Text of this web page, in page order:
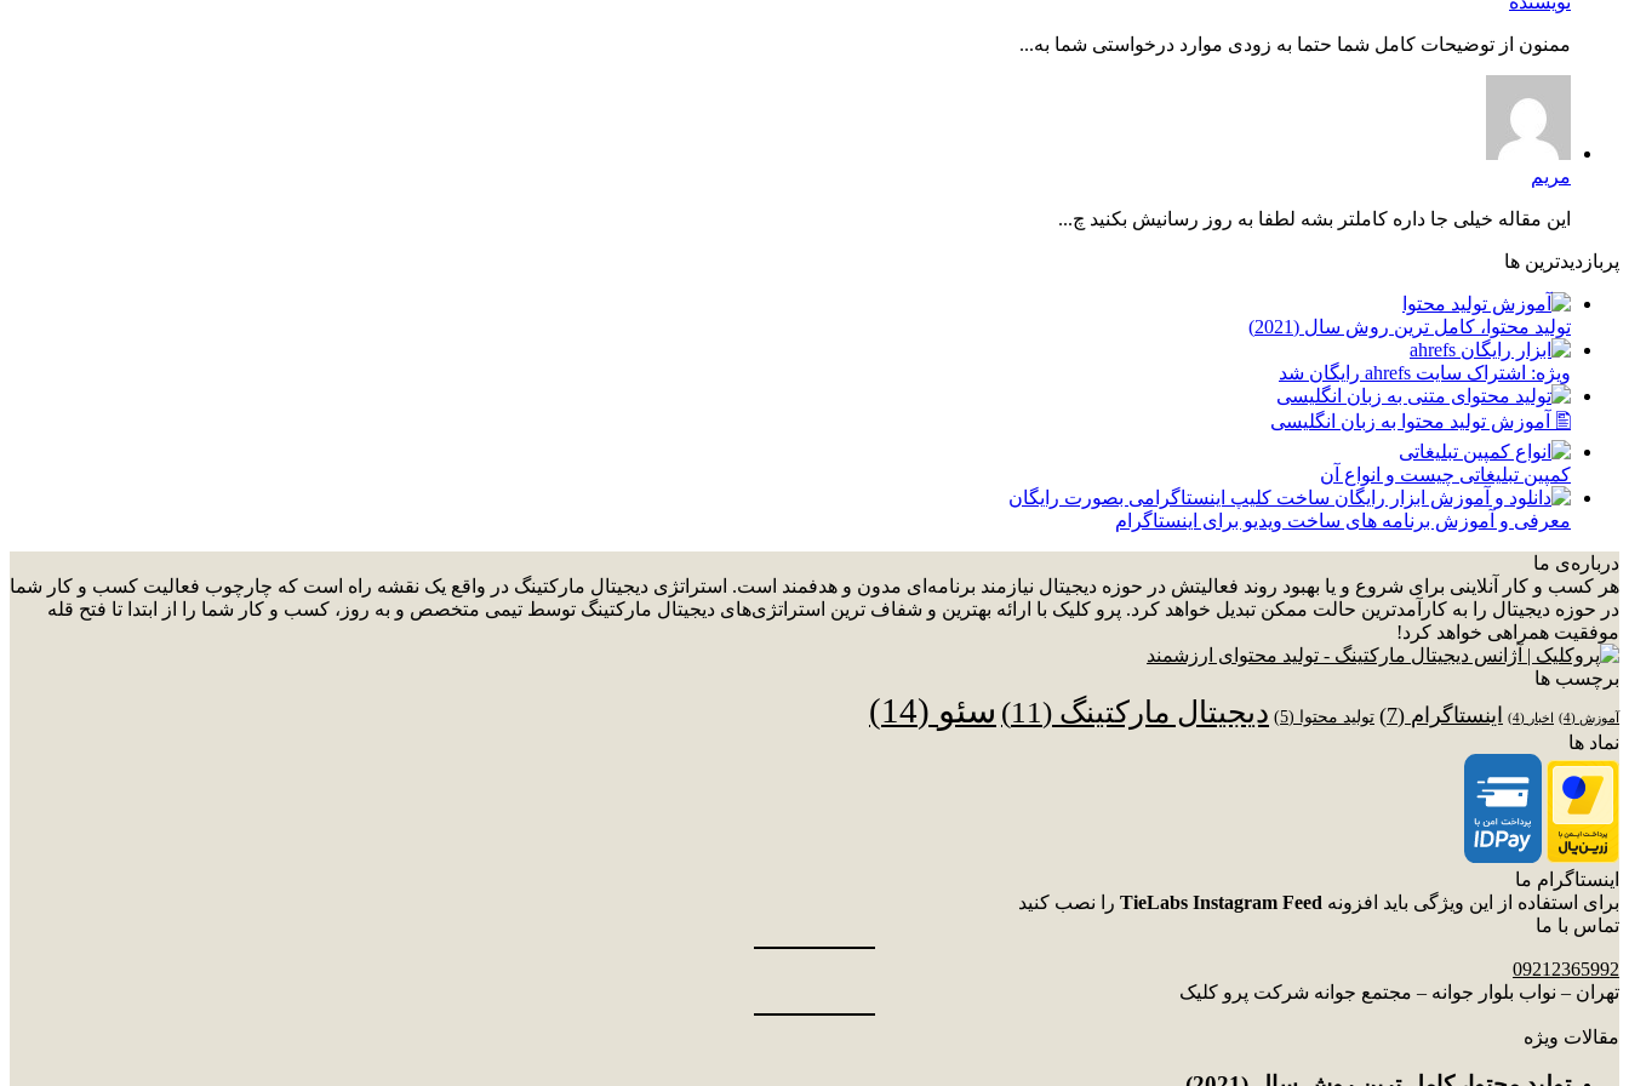
ممنون از توضیحات کامل شما حتما به زودی موارد درخواستی شما به...
مریم
این مقاله خیلی جا داره کاملتر بشه لطفا به روز رسانیش بکنید چ...
پربازدیدترین ها
توليد محتوا، کامل ترین روش سال (2021)
ویژه: اشتراک سایت ahrefs رایگان شد
🖺 آموزش تولید محتوا به زبان انگلیسی
کمپین تبلیغاتی چیست و انواع آن
معرفی و آموزش برنامه های ساخت ویدیو برای اینستاگرام
درباره‌ی ما
هر کسب و کار آنلاینی برای شروع و یا بهبود روند فعالیتش در حوزه دیجیتال نیازمند برنامه‌ای مدون و هدفمند است. استراتژی دیجیتال مارکتینگ در واقع یک نقشه راه است که چارچوب فعالیت کسب و کار شما
در حوزه دیجیتال را به کارآمدترین حالت ممکن تبدیل خواهد کرد. پرو کلیک با ارائه بهترین و شفاف ترین استراتژی‌های دیجیتال مارکتینگ توسط تیمی متخصص و به روز، کسب و کار شما را از ابتدا تا فتح قله
موفقیت همراهی خواهد کرد!
برچسب ها
آموزش (4) اخبار (4) اینستاگرام (7) تولید محتوا (5) دیجیتال مارکتینگ (11) سئو (14)
نماد ها
اینستاگرام ما
برای استفاده از این ویژگی باید افزونه TieLabs Instagram Feed را نصب کنید
تماس با ما
09212365992
تهران – نواب بلوار جوانه – مجتمع جوانه شرکت پرو کلیک
مقالات ویژه